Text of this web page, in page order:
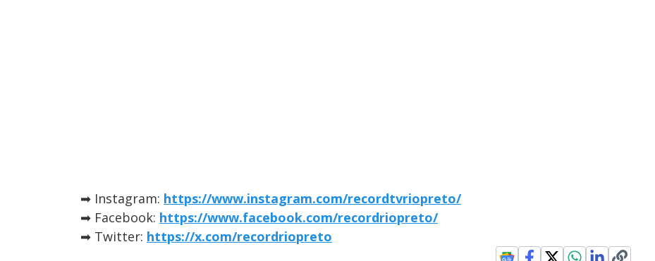
➡ Instagram: https://www.instagram.com/recordtvriopreto/
➡ Facebook: https://www.facebook.com/recordriopreto/
➡ Twitter: https://x.com/recordriopreto